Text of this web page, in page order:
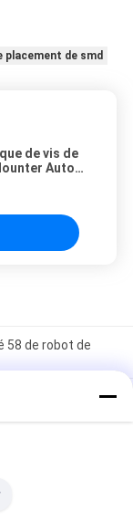
placement de smd
de vis de
Auto
58 de robot de
et de
d'assemblage